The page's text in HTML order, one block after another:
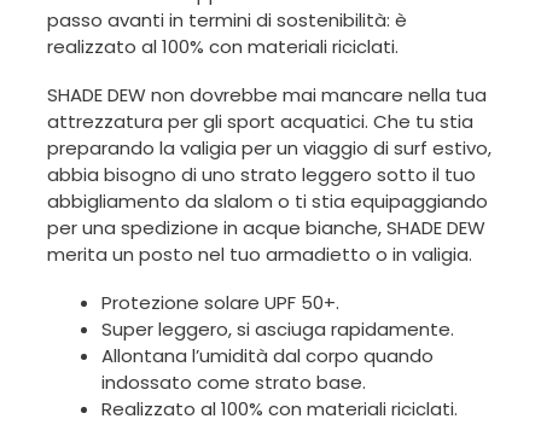
passo avanti in termini di sostenibilità: è
realizzato al 100% con materiali riciclati.
SHADE DEW non dovrebbe mai mancare nella tua
attrezzatura per gli sport acquatici. Che tu stia
preparando la valigia per un viaggio di surf estivo,
abbia bisogno di uno strato leggero sotto il tuo
abbigliamento da slalom o ti stia equipaggiando
per una spedizione in acque bianche, SHADE DEW
merita un posto nel tuo armadietto o in valigia.
Protezione solare UPF 50+.
Super leggero, si asciuga rapidamente.
Allontana l’umidità dal corpo quando
indossato come strato base.
Realizzato al 100% con materiali riciclati.